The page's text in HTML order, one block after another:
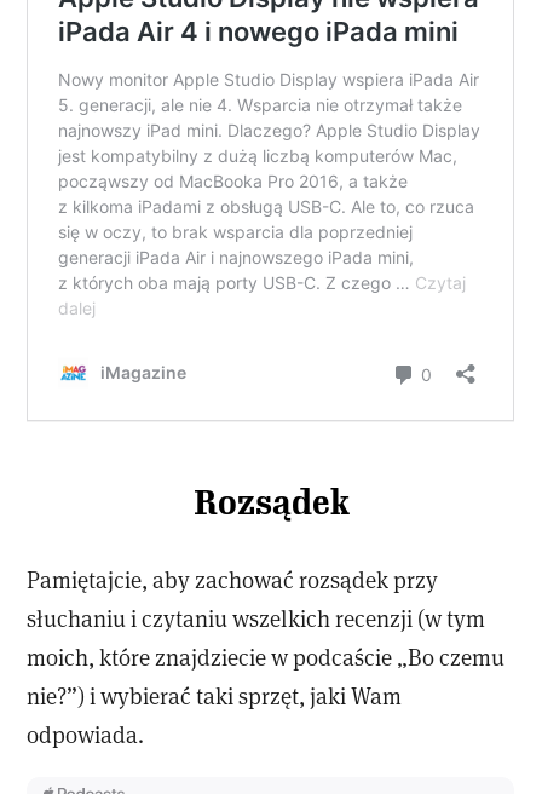
Rozsądek
Pamiętajcie, aby zachować rozsądek przy
słuchaniu i czytaniu wszelkich recenzji (w tym
moich, które znajdziecie w podcaście „Bo czemu
nie?”) i wybierać taki sprzęt, jaki Wam
odpowiada.